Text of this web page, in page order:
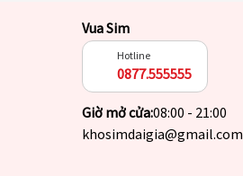
Vua Sim
Hotline
0877.555555
Giờ mở cửa:08:00 - 21:00
khosimdaigia@gmail.com